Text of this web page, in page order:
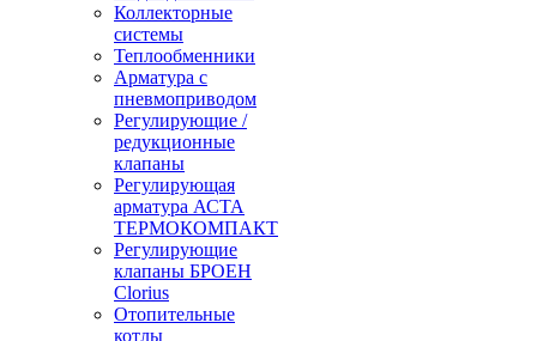
Коллекторные
системы
Теплообменники
Арматура с
пневмоприводом
Регулирующие /
редукционные
клапаны
Регулирующая
арматура АСТА
ТЕРМОКОМПАКТ
Регулирующие
клапаны БРОЕН
Clorius
Отопительные
котлы